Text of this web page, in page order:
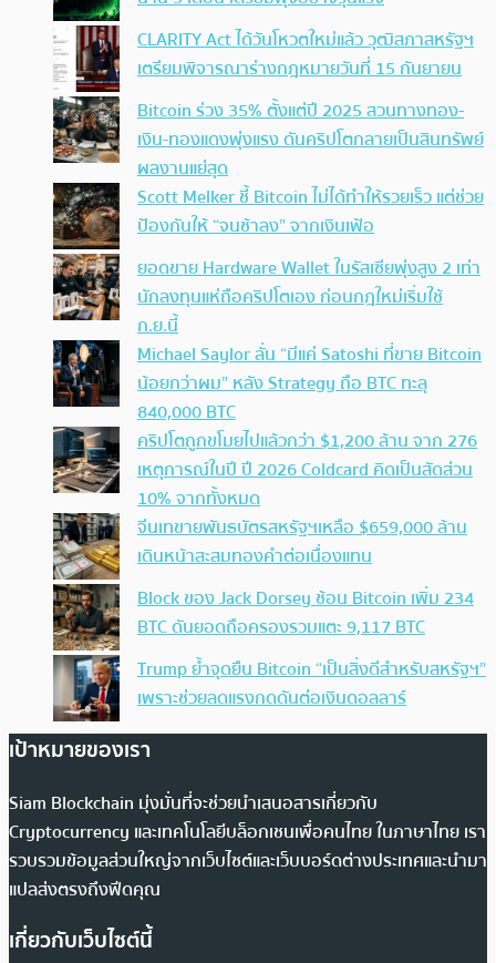
CLARITY Act ได้วันโหวตใหม่แล้ว วุฒิสภาสหรัฐฯ
เตรียมพิจารณาร่างกฎหมายวันที่ 15 กันยายน
Bitcoin ร่วง 35% ตั้งแต่ปี 2025 สวนทางทอง-
เงิน-ทองแดงพุ่งแรง ดันคริปโตกลายเป็นสินทรัพย์
ผลงานแย่สุด
Scott Melker ชี้ Bitcoin ไม่ได้ทำให้รวยเร็ว แต่ช่วย
ป้องกันให้ “จนช้าลง” จากเงินเฟ้อ
ยอดขาย Hardware Wallet ในรัสเซียพุ่งสูง 2 เท่า
นักลงทุนแห่ถือคริปโตเอง ก่อนกฎใหม่เริ่มใช้
ก.ย.นี้
Michael Saylor ลั่น “มีแค่ Satoshi ที่ขาย Bitcoin
น้อยกว่าผม” หลัง Strategy ถือ BTC ทะลุ
840,000 BTC
คริปโตถูกขโมยไปแล้วกว่า $1,200 ล้าน จาก 276
เหตุการณ์ในปี ปี 2026 Coldcard คิดเป็นสัดส่วน
10% จากทั้งหมด
จีนเทขายพันธบัตรสหรัฐฯเหลือ $659,000 ล้าน
เดินหน้าสะสมทองคำต่อเนื่องแทน
Block ของ Jack Dorsey ช้อน Bitcoin เพิ่ม 234
BTC ดันยอดถือครองรวมแตะ 9,117 BTC
Trump ย้ำจุดยืน Bitcoin “เป็นสิ่งดีสำหรับสหรัฐฯ”
เพราะช่วยลดแรงกดดันต่อเงินดอลลาร์
เป้าหมายของเรา
Siam Blockchain มุ่งมั่นที่จะช่วยนำเสนอสารเกี่ยวกับ
Cryptocurrency และเทคโนโลยีบล็อกเชนเพื่อคนไทย ในภาษาไทย เรา
รวบรวมข้อมูลส่วนใหญ่จากเว็บไซต์และเว็บบอร์ดต่างประเทศและนำมา
แปลส่งตรงถึงฟีดคุณ
เกี่ยวกับเว็บไซต์นี้